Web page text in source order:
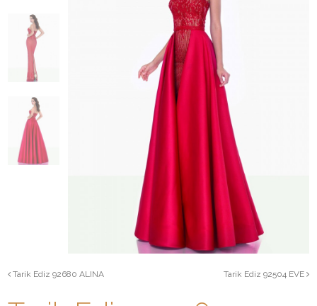
Tarik Ediz 92680 ALINA Tarik Ediz 92504 EVE